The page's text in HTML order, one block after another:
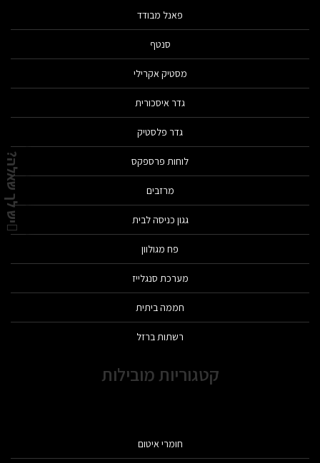
יש לך שאלה?
פאנל מבודד
סנטף
מסטיק אקרילי
גדר איסכורית
גדר פלסטיק
לוחות פרספקס
מרזבים
גגון כניסה לבית
פח מגולוון
מערכת סנגלייז
חממה ביתית
רשתות ברזל
קטגוריות מובילות
חומרי איטום